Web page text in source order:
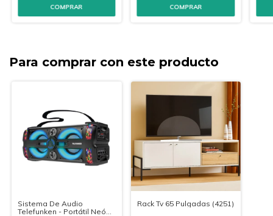
Para comprar con este producto
Sistema De Audio
Telefunken - Portátil Neón
Rack Tv 65 Pulgadas (4251)